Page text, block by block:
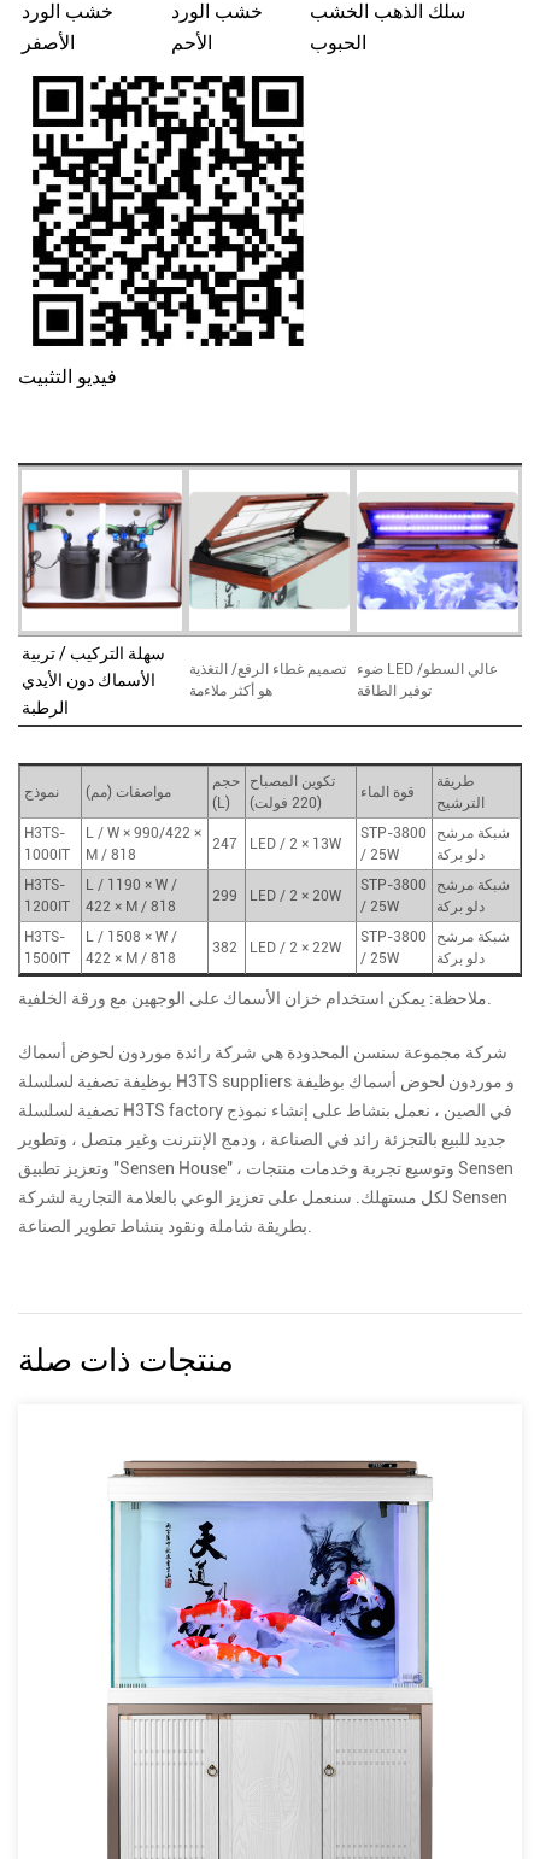
خشب الورد
الأصفر
خشب الورد
الأحم
سلك الذهب الخشب
الحبوب
فيديو التثبيت
سهلة التركيب / تربية
الأسماك دون الأيدي
الرطبة
تصميم غطاء الرفع/ التغذية
هو أكثر ملاءمة
ضوء LED عالي السطو/
توفير الطاقة
نموذج مواصفات (مم)
حجم
(L)
تكوين المصباح
(220 فولت)
قوة الماء
طريقة
الترشيح
H3TS-
1000IT
L / W × 990/422 ×
M / 818
247 LED / 2 × 13W
STP-3800
/ 25W
شبكة مرشح
دلو بركة
H3TS-
1200IT
L / 1190 × W /
422 × M / 818
299 LED / 2 × 20W
STP-3800
/ 25W
شبكة مرشح
دلو بركة
H3TS-
1500IT
L / 1508 × W /
422 × M / 818
382 LED / 2 × 22W
STP-3800
/ 25W
شبكة مرشح
دلو بركة
شركة مجموعة سنسن المحدودة هي شركة رائدة موردون لحوض أسماك
بوظيفة تصفية لسلسلة H3TS suppliers
و موردون لحوض أسماك بوظيفة
تصفية لسلسلة H3TS factory
جديد للبيع بالتجزئة رائد في الصناعة ، ودمج الإنترنت وغير متصل ، وتطوير
وتعزيز تطبيق "Sensen House" ، وتوسيع تجربة وخدمات منتجات Sensen
لكل مستهلك. سنعمل على تعزيز الوعي بالعلامة التجارية لشركة Sensen
منتجات ذات صلة